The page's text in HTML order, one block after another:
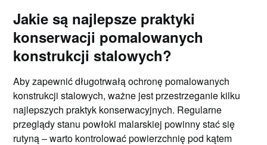
Jakie są najlepsze praktyki
konserwacji pomalowanych
konstrukcji stalowych?
Aby zapewnić długotrwałą ochronę pomalowanych
konstrukcji stalowych, ważne jest przestrzeganie kilku
najlepszych praktyk konserwacyjnych. Regularne
przeglądy stanu powłoki malarskiej powinny stać się
rutyną – warto kontrolować powierzchnię pod kątem